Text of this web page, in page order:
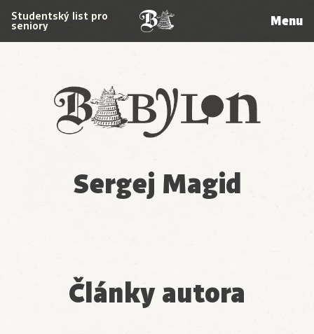
Babylon
Studentský list pro
seniory Menu
Sergej Magid
Články autora